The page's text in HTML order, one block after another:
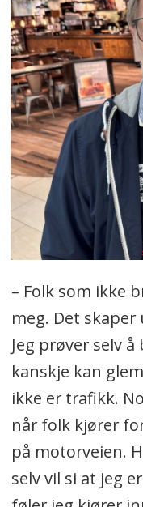
– Folk som ikke
meg. Det
Jeg prøver selv
kanskje kan
ikke er trafikk.
når folk kjører
på motorveien.
selv vil si at jeg